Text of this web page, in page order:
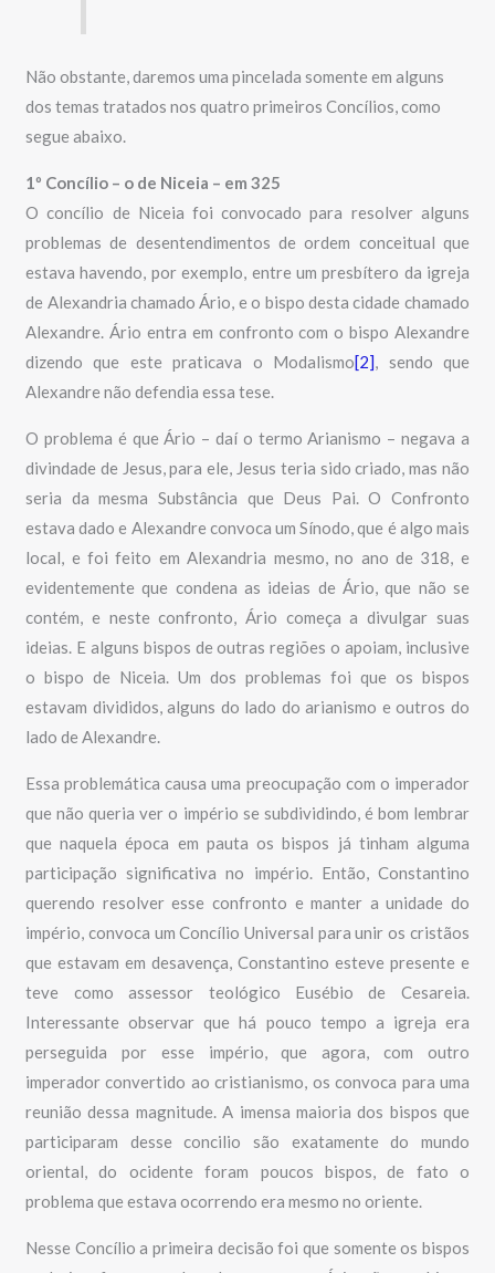
Não obstante, daremos uma pincelada somente em alguns
dos temas tratados nos quatro primeiros Concílios, como
segue abaixo.
1º Concílio – o de Niceia – em 325
O concílio de Niceia foi convocado para resolver alguns
problemas de desentendimentos de ordem conceitual que
estava havendo, por exemplo, entre um presbítero da igreja
de Alexandria chamado Ário, e o bispo desta cidade chamado
Alexandre. Ário entra em confronto com o bispo Alexandre
dizendo que este praticava o Modalismo[2], sendo que
Alexandre não defendia essa tese.
O problema é que Ário – daí o termo Arianismo – negava a
divindade de Jesus, para ele, Jesus teria sido criado, mas não
seria da mesma Substância que Deus Pai. O Confronto
estava dado e Alexandre convoca um Sínodo, que é algo mais
local, e foi feito em Alexandria mesmo, no ano de 318, e
evidentemente que condena as ideias de Ário, que não se
contém, e neste confronto, Ário começa a divulgar suas
ideias. E alguns bispos de outras regiões o apoiam, inclusive
o bispo de Niceia. Um dos problemas foi que os bispos
estavam divididos, alguns do lado do arianismo e outros do
lado de Alexandre.
Essa problemática causa uma preocupação com o imperador
que não queria ver o império se subdividindo, é bom lembrar
que naquela época em pauta os bispos já tinham alguma
participação significativa no império. Então, Constantino
querendo resolver esse confronto e manter a unidade do
império, convoca um Concílio Universal para unir os cristãos
que estavam em desavença, Constantino esteve presente e
teve como assessor teológico Eusébio de Cesareia.
Interessante observar que há pouco tempo a igreja era
perseguida por esse império, que agora, com outro
imperador convertido ao cristianismo, os convoca para uma
reunião dessa magnitude. A imensa maioria dos bispos que
participaram desse concilio são exatamente do mundo
oriental, do ocidente foram poucos bispos, de fato o
problema que estava ocorrendo era mesmo no oriente.
Nesse Concílio a primeira decisão foi que somente os bispos